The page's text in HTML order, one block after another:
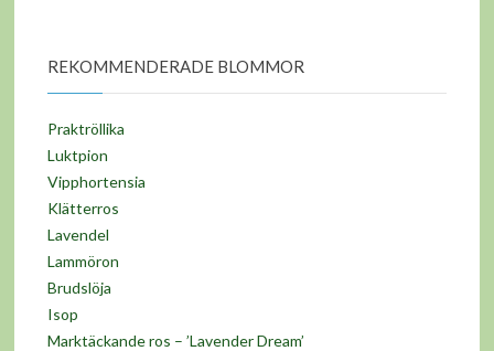
REKOMMENDERADE BLOMMOR
Praktröllika
Luktpion
Vipphortensia
Klätterros
Lavendel
Lammöron
Brudslöja
Isop
Marktäckande ros – ’Lavender Dream’